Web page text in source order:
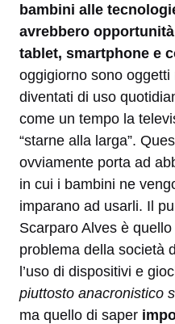
bambini alle
avrebbero
tablet, smartphone e
oggigiorno sono
diventati di uso
come un tempo la
“starne alla larga”.
ovviamente porta ad
in cui i bambini ne
imparano ad usarli. Il
Scarparo Alves è
problema della società
l’uso di dispositivi e
piuttosto anacronistico
ma quello di saper